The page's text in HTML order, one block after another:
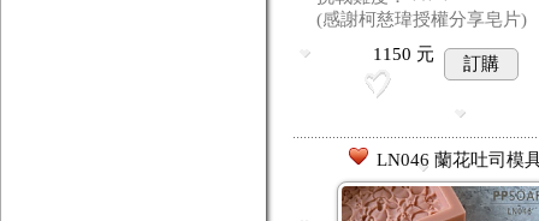
(感謝柯慈瑋授權分享皂片)
1150 元 訂購
LN046 蘭花吐司模